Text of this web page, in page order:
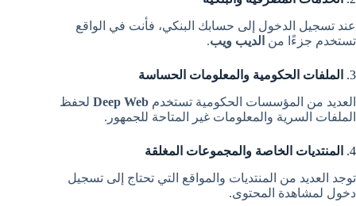
عند تسجيل الدخول إلى حسابك البنكي، فأنت في الواقع
تستخدم جزءًا من الديب ويب.
3.
الملفات الحكومية والمعلومات الحساسة
العديد من المؤسسات الحكومية تستخدم Deep Web لحفظ
الملفات السرية والمعلومات غير المتاحة للجمهور.
4.
المنتديات الخاصة والمجموعات المغلقة
توجد العديد من المنتديات والمواقع التي تحتاج إلى تسجيل
دخول لمشاهدة المحتوى.